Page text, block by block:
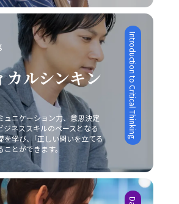
動変容を促すための極めて高度なスキル
考、感情表現、非言語的伝達、そして状
対応が求められます。特に、若手ビジネ
を磨くことで、上司や同僚、さらには対
ダーとの信頼関係を築き、組織全体の業
ャリアアップに直結させることが可能と
法の選択に依存するため、日々の業務の
対話を振り返り、どのように相手に伝わ
する姿勢が不可欠です。若手ビジネスマ
は基本的なスキルを習得し、実践を重ね
「感情」のバランスを追求することが、
果創出への近道であると言えます。今後
グローバル化が進む中で、多様なコミュ
を状況に応じて使い分けるセンスを養
持つことが求められるでしょう。 最終
ずに新規需要を発掘することが重視され
と魅力的な選択肢に映ります。しかし、
用するかは、自社の経営資源、強み、さ
成熟度によって大きく左右されるため、
られます。レッドオーシャンの戦い方に
場で確固たる地位を築くために、いかに
ち出し、競合他社との差別化を成功させ
なります。 具体例として、大手
術力と広範な販売網という強みを持ちな
での競争に挑むケースや、ベンチャー企
ソースを最大限に活かしてニッチ市場で
するケースなど、各企業は自社の特性に
ています。このような事例からも、ど
にしても、常に自社の強みと市場環境の
し、その上でレッドオーシャンの戦い方
功の鍵であることが明らかです。 実践
の若手ビジネスマンにとって極めて重要
スクの先延ばしは、自己効力感の低下、
生産性の低下、さらにはキャリアの成長
た深刻な影響を及ぼします。そのため、
上を図るためには、まず自分自身の心理
を冷静に分析することが不可欠です。ま
策としては、以下の8つの方法が有効で
す。 まず、「とりあえずはじめてみる」
がらも強力な方法があります。初動の一
で、徐々にタスクへの抵抗感が薄れ、以
ズに進む効果が期待できます。次に、簡
スクから取り掛かることにより、成功体
も重要です。成功体験は自信を形成し、
に対しても積極的に取り組む原動力とな
、やるべきタスクに専念できる環境を整え
カルシンキン
ュニケーション力、意思決定
ジネススキルのベースとなる
を学び、｢正しい問いを立てる
とができます。
Introduction to Critical Thinking